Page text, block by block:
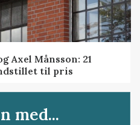
Axel Månsson: 21
til pris
med...